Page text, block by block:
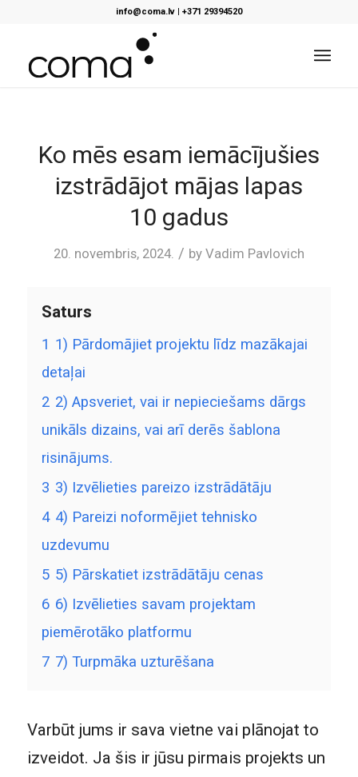
info@coma.lv| +371 29394520
Ko mēs esam iemācījušies
izstrādājot mājas lapas
10 gadus
20. novembris, 2024. / by Vadim Pavlovich
Saturs
1 1) Pārdomājiet projektu līdz mazākajai
detaļai
2 2) Apsveriet, vai ir nepieciešams dārgs
unikāls dizains, vai arī derēs šablona
risinājums.
3 3) Izvēlieties pareizo izstrādātāju
4 4) Pareizi noformējiet tehnisko
uzdevumu
5 5) Pārskatiet izstrādātāju cenas
6 6) Izvēlieties savam projektam
piemērotāko platformu
7 7) Turpmāka uzturēšana
Varbūt jums ir sava vietne vai plānojat to
izveidot. Ja šis ir jūsu pirmais projekts un